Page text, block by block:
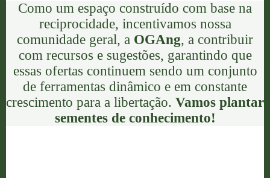
Como um espaço construído com base na
reciprocidade, incentivamos nossa
comunidade geral, a OGAng, a contribuir
com recursos e sugestões, garantindo que
essas ofertas continuem sendo um conjunto
de ferramentas dinâmico e em constante
crescimento para a libertação. Vamos plantar
sementes de conhecimento!